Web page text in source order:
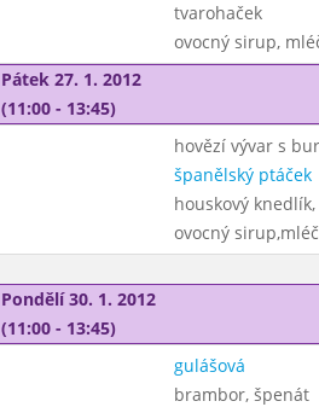
tvarohaček
ovocný sirup,
Pátek 27. 1. 2012
(11:00 - 13:45)
hovězí vývar s
španělský ptáček
houskový
ovocný
Pondělí 30. 1. 2012
(11:00 - 13:45)
gulášová
brambor, špenát